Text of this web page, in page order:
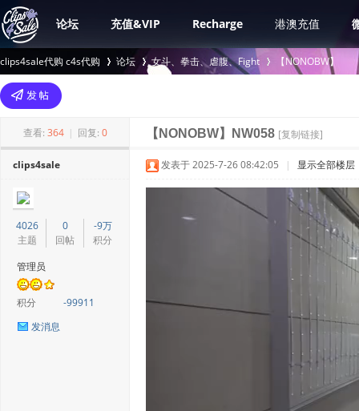
论坛 充值&VIP Recharge 港澳充值
clips4sale代购 c4s代购
>
论坛 女斗、拳击、虐腹、Fight
›
【NONOBW】
查看: 364 | 回复: 0 【NONOBW】NW058 [复制链接]
clips4sale
4026
主题
0
回帖
-9万
积分
管理员
积分
-99911
发消息
发表于 2025-7-26 08:42:05 | 显示全部楼层